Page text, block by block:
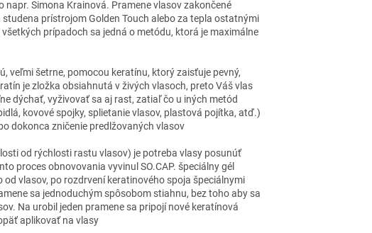
napr. Simona Krainová. Pramene vlasov zakončené
prístrojom Golden Touch alebo za tepla ostatnými
prípadoch sa jedná o metódu, ktorá je maximálne
veľmi šetrne, pomocou keratínu, ktorý zaisťuje pevný,
je zložka obsiahnutá v živých vlasoch, preto Váš vlas
dýchať, vyživovať sa aj rast, zatiaľ čo u iných metód
kovové spojky, splietanie vlasov, plastová pojítka, atď.)
dokonca zničenie predlžovaných vlasov
od rýchlosti rastu vlasov) je potreba vlasy posunúť
proces obnovovania vyvinul SO.CAP. špeciálny gél
od vlasov, po rozdrvení keratinového spoja špeciálnymi
sa jednoduchým spôsobom stiahnu, bez toho aby sa
Na urobil jeden pramene sa pripojí nové keratínová
aplikovať na vlasy